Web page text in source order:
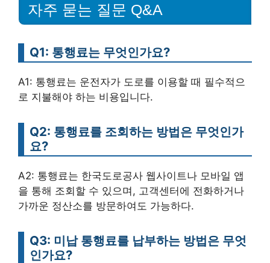
자주 묻는 질문 Q&A
Q1: 통행료는 무엇인가요?
A1: 통행료는 운전자가 도로를 이용할 때 필수적으
로 지불해야 하는 비용입니다.
Q2: 통행료를 조회하는 방법은 무엇인가
요?
A2: 통행료는 한국도로공사 웹사이트나 모바일 앱
을 통해 조회할 수 있으며, 고객센터에 전화하거나
가까운 정산소를 방문하여도 가능하다.
Q3: 미납 통행료를 납부하는 방법은 무엇
인가요?